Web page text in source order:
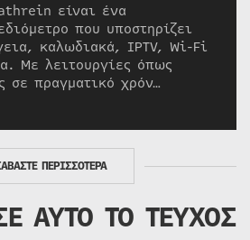
είναι ένα
που υποστηρίζει
καλωδιακά, IPTV, Wi-Fi
Με λειτουργίες όπως
σε πραγματικό χρόν…
ΠΕΡΙΣΣΟΤΕΡΑ
ΑΥΤΟ ΤΟ ΤΕΥΧΟΣ